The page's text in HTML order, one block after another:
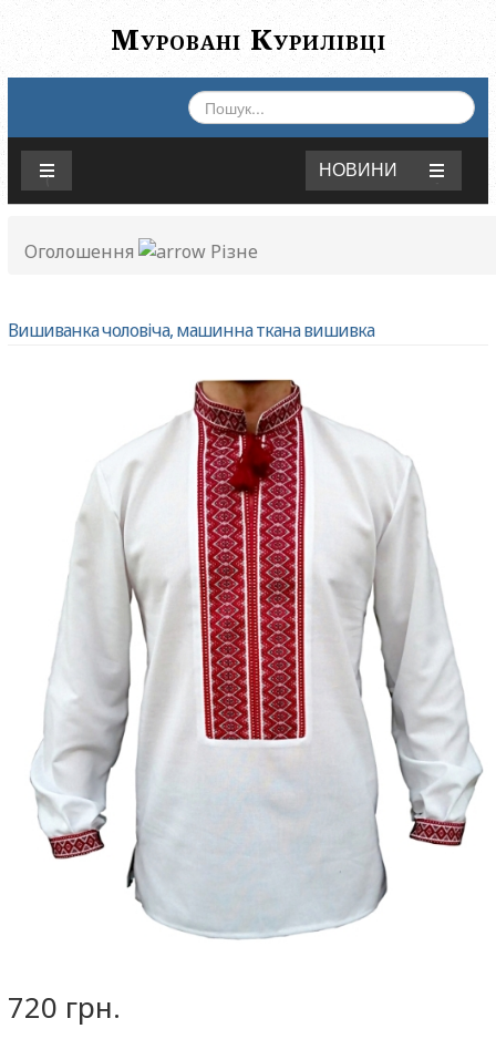
Муровані Курилівці
ПОШУК...
НОВИНИ
Оголошення Різне
Вишиванка чоловіча, машинна ткана вишивка
720 грн.